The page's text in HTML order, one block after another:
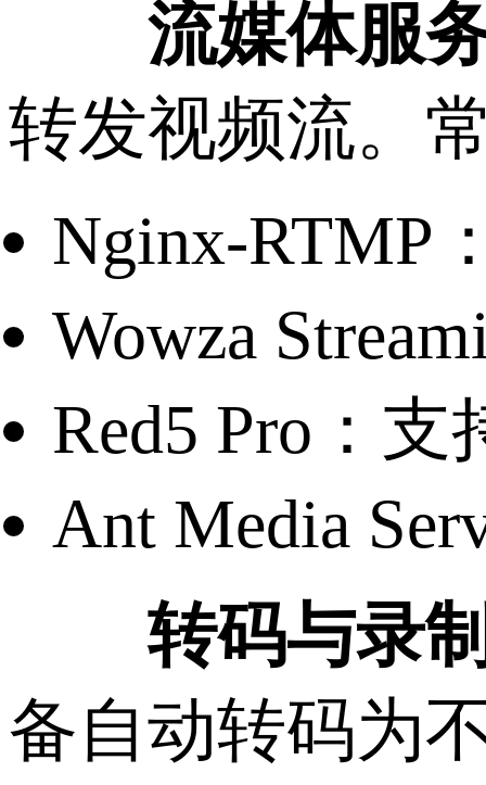
流媒体服
转发视频流。
Nginx-RTMP
Wowza
Red5 Pro：
Ant Media
转码与录
备自动转码为